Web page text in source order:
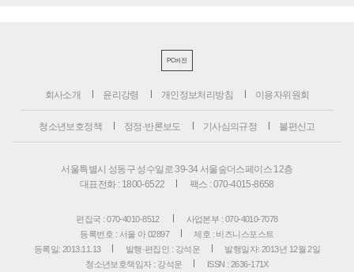
PC버전
회사소개 윤리강령 개인정보처리방침 이용자위원회
청소년보호정책 정정·반론보도 기사심의규정 불편신고
서울특별시 성동구 성수일로 39-34 서울숲더스페이스 12층
대표전화 : 1800-6522
팩스 : 070-4015-8658
편집국 : 070-4010-8512
사업본부 : 070-4010-7078
등록번호 : 서울 아 02897
제호 : 비즈니스포스트
등록일: 2013.11.13
발행·편집인 : 강석운
발행일자: 2013년 12월 2일
청소년보호책임자 : 강석운
ISSN : 2636-171X